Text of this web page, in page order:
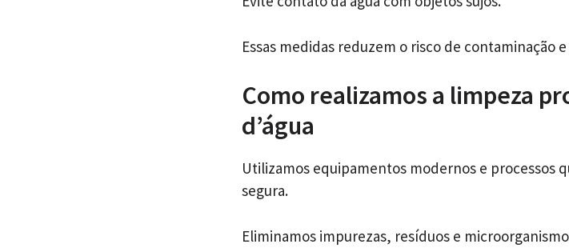
Essas medidas reduzem o risco de contaminação
Como realizamos a limpeza
d’água
Utilizamos equipamentos modernos e processos
segura.
Eliminamos impurezas, resíduos e